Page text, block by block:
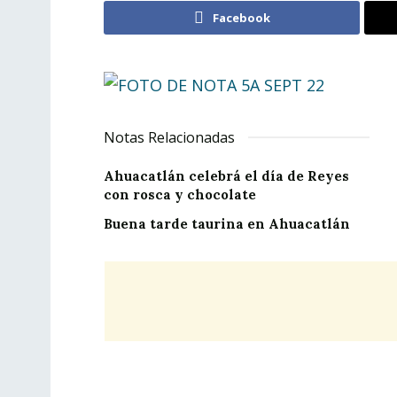
Facebook
Notas Relacionadas
Ahuacatlán celebrá el día de Reyes
con rosca y chocolate
Buena tarde taurina en Ahuacatlán